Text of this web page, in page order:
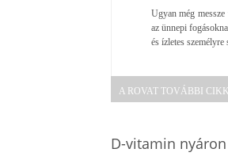
Ugyan még
az ünnepi
és ízletes
A ROVAT TOVÁBBI
D-vitamin